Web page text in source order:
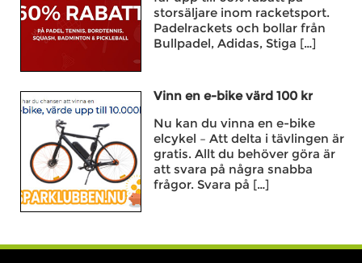
storsäljare inom racketsport.
Padelrackets och bollar från
Bullpadel, Adidas, Stiga […]
Vinn en e-bike värd 100 kr
Nu kan du vinna en e-bike
elcykel – Att delta i tävlingen är
gratis. Allt du behöver göra är
att svara på några snabba
frågor. Svara på […]